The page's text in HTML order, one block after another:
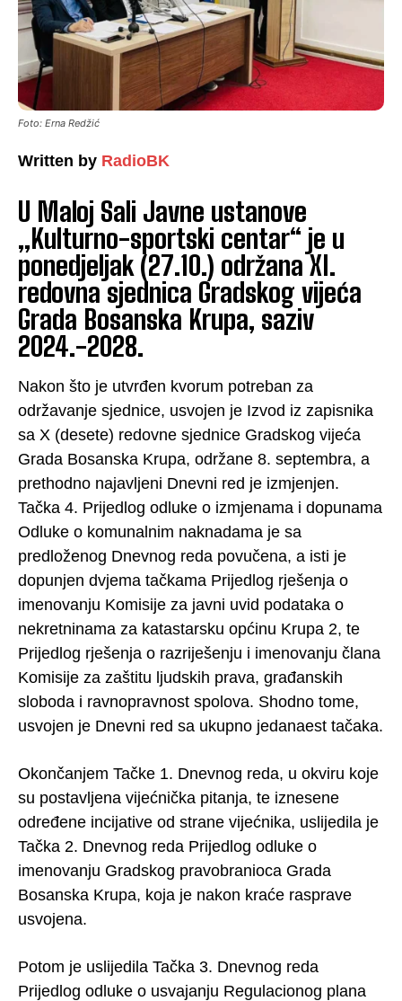
Foto: Erna Redžić
Written by RadioBK
U Maloj Sali Javne ustanove
„Kulturno-sportski centar“ je u
ponedjeljak (27.10.) održana XI.
redovna sjednica Gradskog vijeća
Grada Bosanska Krupa, saziv
2024.-2028.
Nakon što je utvrđen kvorum potreban za
održavanje sjednice, usvojen je Izvod iz zapisnika
sa X (desete) redovne sjednice Gradskog vijeća
Grada Bosanska Krupa, održane 8. septembra, a
prethodno najavljeni Dnevni red je izmjenjen.
Tačka 4. Prijedlog odluke o izmjenama i dopunama
Odluke o komunalnim naknadama je sa
predloženog Dnevnog reda povučena, a isti je
dopunjen dvjema tačkama Prijedlog rješenja o
imenovanju Komisije za javni uvid podataka o
nekretninama za katastarsku općinu Krupa 2, te
Prijedlog rješenja o razriješenju i imenovanju člana
Komisije za zaštitu ljudskih prava, građanskih
sloboda i ravnopravnost spolova. Shodno tome,
usvojen je Dnevni red sa ukupno jedanaest tačaka.
Okončanjem Tačke 1. Dnevnog reda, u okviru koje
su postavljena vijećnička pitanja, te iznesene
određene incijative od strane vijećnika, uslijedila je
Tačka 2. Dnevnog reda Prijedlog odluke o
imenovanju Gradskog pravobranioca Grada
Bosanska Krupa, koja je nakon kraće rasprave
usvojena.
Potom je uslijedila Tačka 3. Dnevnog reda
Prijedlog odluke o usvajanju Regulacionog plana